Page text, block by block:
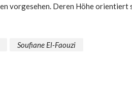
vorgesehen. Deren Höhe orientiert
Soufiane El-Faouzi